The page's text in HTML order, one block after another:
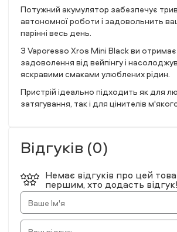
Потужний акумулятор забезпечує
автономної роботи і задовольнить
парінні весь день.
З Vaporesso Xros Mini Black ви
задоволення від вейпінгу і
яскравими смаками улюблених рідин.
Пристрій ідеально підходить як для
затягування, так і для цінителів
Відгуків (0)
Немає відгуків про цей
першим, хто додасть